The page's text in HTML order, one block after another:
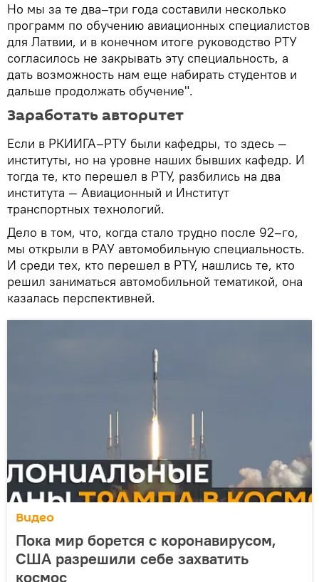
Но мы за те два–три года составили несколько
программ по обучению авиационных специалистов
для Латвии, и в конечном итоге руководство РТУ
согласилось не закрывать эту специальность, а
дать возможность нам еще набирать студентов и
дальше продолжать обучение".
Заработать авторитет
Если в РКИИГА–РТУ были кафедры, то здесь —
институты, но на уровне наших бывших кафедр. И
тогда те, кто перешел в РТУ, разбились на два
института — Авиационный и Институт
транспортных технологий.
Дело в том, что, когда стало трудно после 92–го,
мы открыли в РАУ автомобильную специальность.
И среди тех, кто перешел в РТУ, нашлись те, кто
решил заниматься автомобильной тематикой, она
казалась перспективней.
Видео
Пока мир борется с коронавирусом,
США разрешили себе захватить
космос